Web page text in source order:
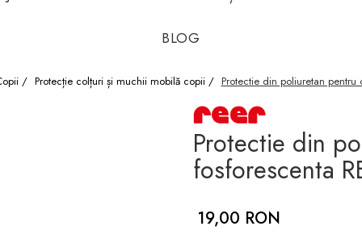
BLOG
/ Protecție colțuri și muchii mobilă copii / Protectie din poliuretan pentru
Protectie din
fosforescenta
19,00 RON